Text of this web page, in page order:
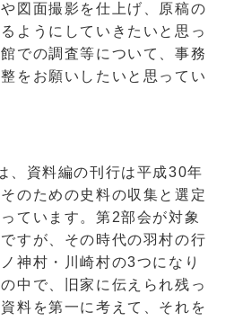
図面撮影を仕上げ、原稿の
ようにしていきたいと思っ
での調査等について、事務
をお願いしたいと思ってい
、資料編の刊行は平成30年
のための史料の収集と選定
ています。第2部会が対象
すが、その時代の羽村の行
神村・川崎村の3つになり
中で、旧家に伝えられ残っ
料を第一に考えて、それを